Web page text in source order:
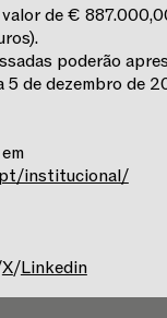
de €
poderão
5 de dezembro de
institucional/
X/Linkedin